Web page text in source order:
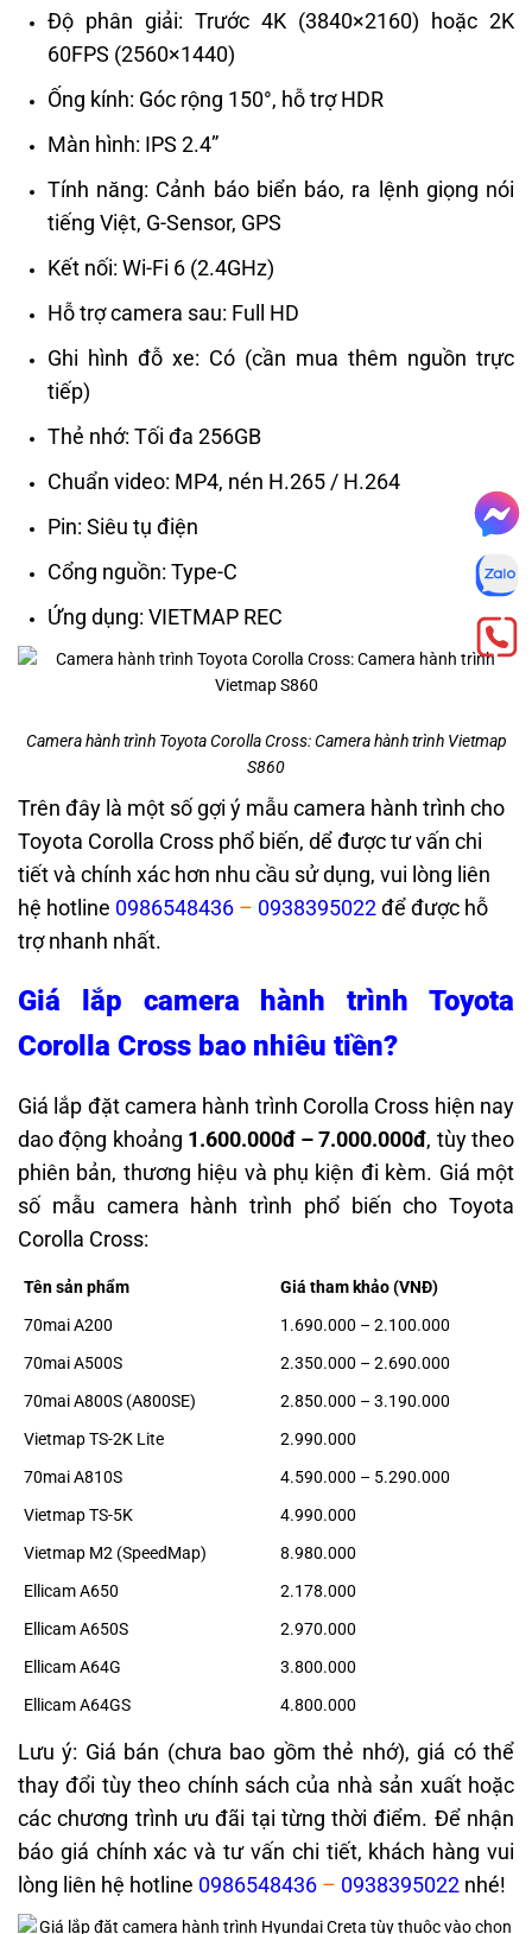
Độ phân giải: Trước 4K (3840×2160) hoặc 2K
60FPS (2560×1440)
Ống kính: Góc rộng 150°, hỗ trợ HDR
Màn hình: IPS 2.4”
Tính năng: Cảnh báo biển báo, ra lệnh giọng nói
tiếng Việt, G-Sensor, GPS
Kết nối: Wi-Fi 6 (2.4GHz)
Hỗ trợ camera sau: Full HD
Ghi hình đỗ xe: Có (cần mua thêm nguồn trực
tiếp)
Thẻ nhớ: Tối đa 256GB
Chuẩn video: MP4, nén H.265 / H.264
Pin: Siêu tụ điện
Cổng nguồn: Type-C
Ứng dụng: VIETMAP REC
Camera hành trình Toyota Corolla Cross: Camera hành trình Vietmap
S860
Trên đây là một số gợi ý mẫu camera hành trình cho
Toyota Corolla Cross phổ biến, dể được tư vấn chi
tiết và chính xác hơn nhu cầu sử dụng, vui lòng liên
hệ hotline 0986548436 – 0938395022để được hỗ
trợ nhanh nhất.
Giá lắp camera hành trình Toyota
Corolla Cross bao nhiêu tiền?
Giá lắp đặt camera hành trình Corolla Cross hiện nay
dao động khoảng 1.600.000đ – 7.000.000đ, tùy theo
phiên bản, thương hiệu và phụ kiện đi kèm. Giá một
số mẫu camera hành trình phổ biến cho Toyota
Corolla Cross:
Tên sản phẩm
Giá tham khảo (VNĐ)
70mai A200
1.690.000 – 2.100.000
70mai A500S
2.350.000 – 2.690.000
70mai A800S (A800SE)
2.850.000 – 3.190.000
Vietmap TS-2K Lite
2.990.000
70mai A810S
4.590.000 – 5.290.000
Vietmap TS-5K
4.990.000
Vietmap M2 (SpeedMap)
8.980.000
Ellicam A650
2.178.000
Ellicam A650S
2.970.000
Ellicam A64G
3.800.000
Ellicam A64GS
4.800.000
Lưu ý: Giá bán (chưa bao gồm thẻ nhớ), giá có thể
thay đổi tùy theo chính sách của nhà sản xuất hoặc
các chương trình ưu đãi tại từng thời điểm. Để nhận
báo giá chính xác và tư vấn chi tiết, khách hàng vui
lòng liên hệ hotline 0986548436 – 0938395022 nhé!